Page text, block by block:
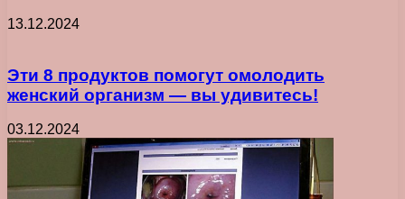
13.12.2024
Эти 8 продуктов помогут омолодить
женский организм — вы удивитесь!
03.12.2024